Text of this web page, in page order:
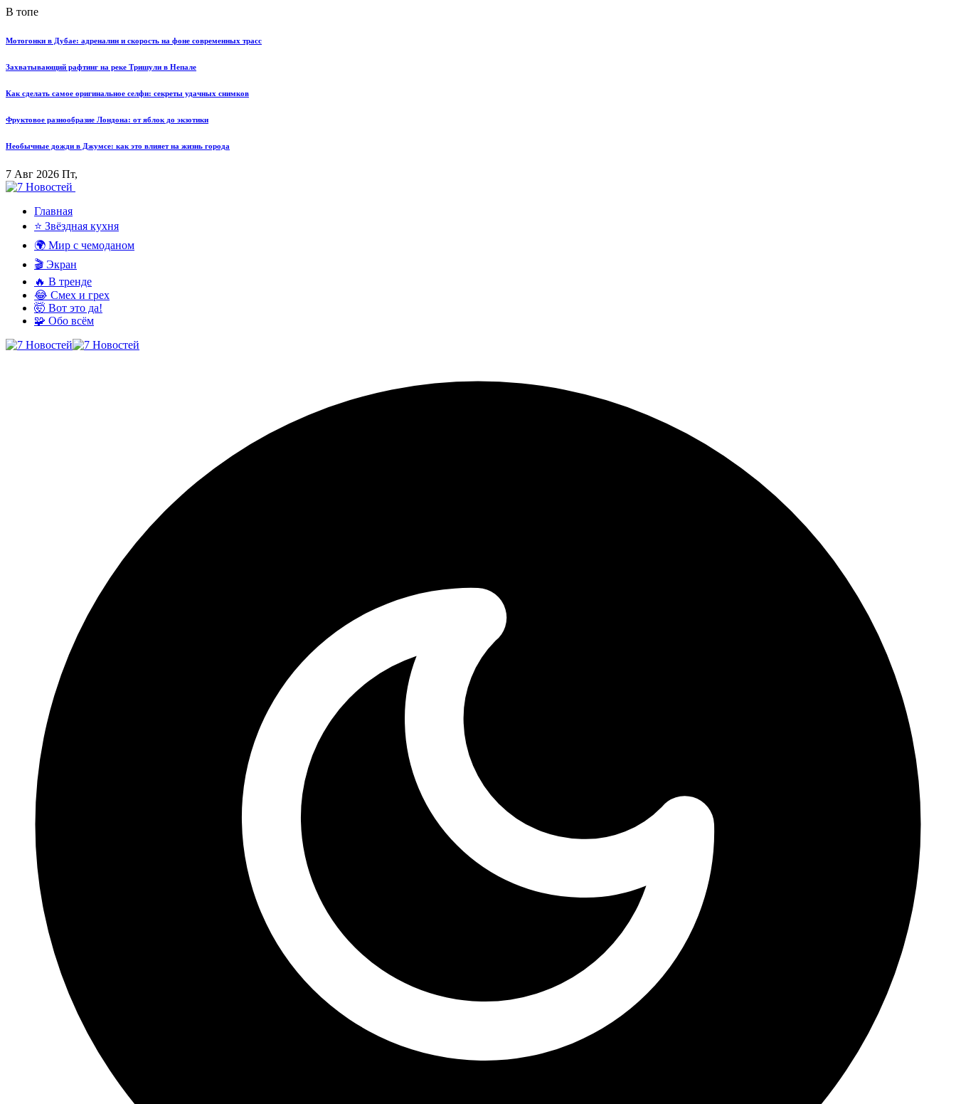
В топе
Мотогонки в Дубае: адреналин и скорость на фоне современных трасс
Захватывающий рафтинг на реке Тришули в Непале
Как сделать самое оригинальное селфи: секреты удачных снимков
Фруктовое разнообразие Лондона: от яблок до экзотики
Необычные дожди в Джумсе: как это влияет на жизнь города
7 Авг 2026 Пт,
Главная
⭐ Звёздная кухня
🌍 Мир с чемоданом
🎬 Экран
🔥 В тренде
😂 Смех и грех
🤯 Вот это да!
🧩 Обо всём